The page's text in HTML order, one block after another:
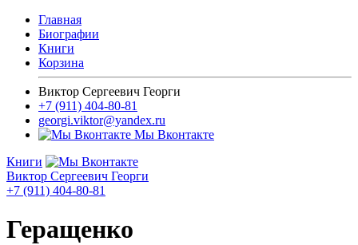
Главная
Биографии
Книги
Корзина
Виктор Сергеевич Георги
+7 (911) 404-80-81
georgi.viktor@yandex.ru
Мы Вконтакте
Книги
Виктор Сергеевич Георги
+7 (911) 404-80-81
Геращенко